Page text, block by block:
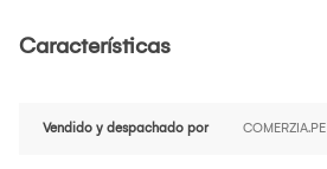
Características
Vendido y despachado por COMERZIA.PE